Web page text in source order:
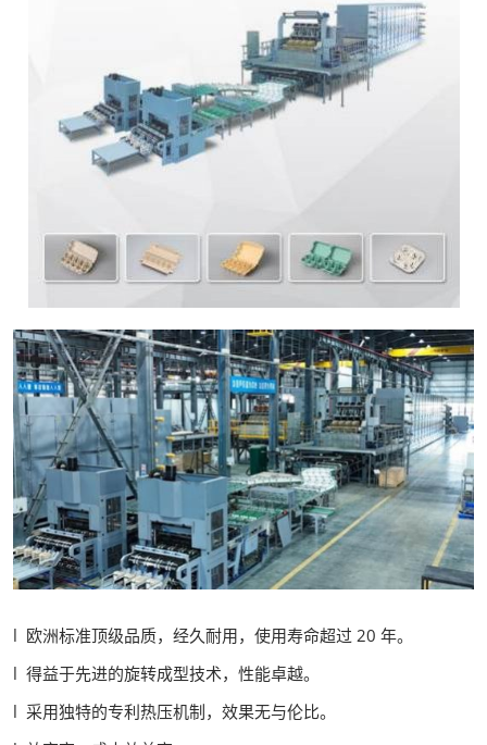
l 欧洲标准顶级品质，经久耐用，使用寿命超过 20 年。
l 得益于先进的旋转成型技术，性能卓越。
l 采用独特的专利热压机制，效果无与伦比。